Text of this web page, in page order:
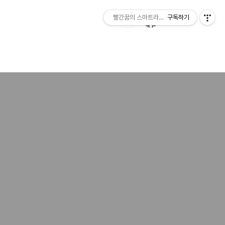
빨간꿈의 스마트라이프구독하기